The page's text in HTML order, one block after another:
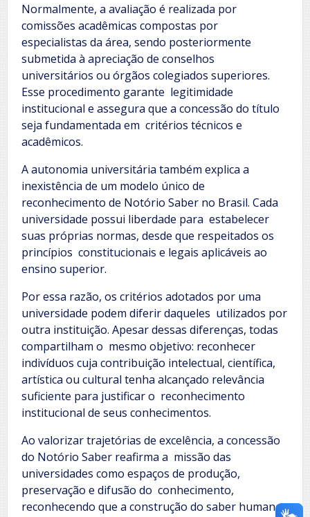
Normalmente, a avaliação é realizada por
comissões acadêmicas compostas por
especialistas da área, sendo posteriormente
submetida à apreciação de conselhos
universitários ou órgãos colegiados superiores.
Esse procedimento garante legitimidade
institucional e assegura que a concessão do título
seja fundamentada em critérios técnicos e
acadêmicos.
A autonomia universitária também explica a
inexistência de um modelo único de
reconhecimento de Notório Saber no Brasil. Cada
universidade possui liberdade para estabelecer
suas próprias normas, desde que respeitados os
princípios constitucionais e legais aplicáveis ao
ensino superior.
Por essa razão, os critérios adotados por uma
universidade podem diferir daqueles utilizados por
outra instituição. Apesar dessas diferenças, todas
compartilham o mesmo objetivo: reconhecer
indivíduos cuja contribuição intelectual, científica,
artística ou cultural tenha alcançado relevância
suficiente para justificar o reconhecimento
institucional de seus conhecimentos.
Ao valorizar trajetórias de excelência, a concessão
do Notório Saber reafirma a missão das
universidades como espaços de produção,
preservação e difusão do conhecimento,
reconhecendo que a construção do saber humano